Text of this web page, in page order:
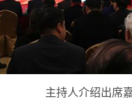
主持人介绍出席